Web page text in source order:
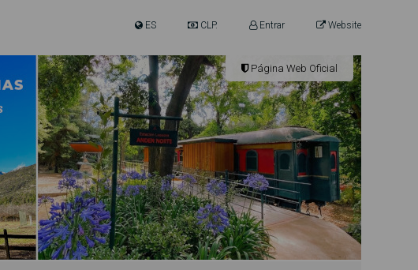
ES CLP. Entrar Website
Página Web Oficial